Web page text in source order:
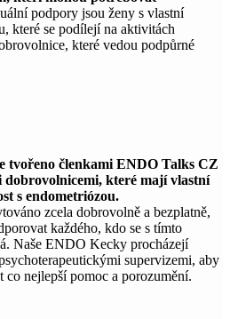
podpory jsou ženy s vlastní
které se podílejí na aktivitách
které vedou podpůrné
tvořeno členkami ENDO Talks CZ
dobrovolnicemi, které mají vlastní
s endometriózou.
zcela dobrovolně a bezplatně,
každého, kdo se s tímto
Naše ENDO Kecky procházejí
supervizemi, aby
co nejlepší pomoc a porozumění.